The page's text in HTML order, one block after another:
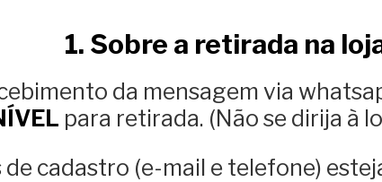
1. Sobre a retirada na
da mensagem via
para retirada. (Não se dirija à
cadastro (e-mail e telefone)